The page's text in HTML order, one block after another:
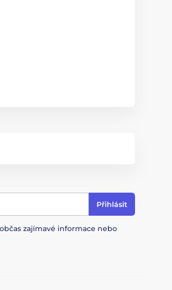
Přihlásit
zajímavé informace nebo